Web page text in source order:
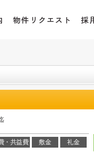
物件リクエスト 採
・共益費 敷金 礼金